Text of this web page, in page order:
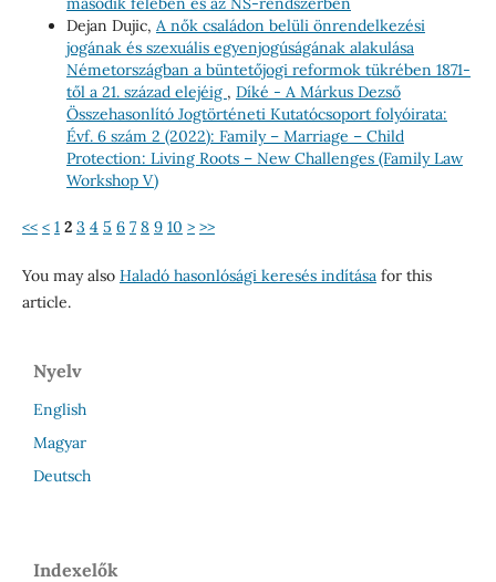
Dejan Dujic, A nők családon belüli önrendelkezési
jogának és szexuális egyenjogúságának alakulása
Németországban a büntetőjogi reformok tükrében 1871-
től a 21. század elejéig , Díké - A Márkus Dezső
Összehasonlító Jogtörténeti Kutatócsoport folyóirata:
Évf. 6 szám 2 (2022): Family – Marriage – Child
Protection: Living Roots – New Challenges (Family Law
Workshop V)
<< < 1 2 3 4 5 6 7 8 9 10 > >>
You may also Haladó hasonlósági keresés indításafor this
article.
Nyelv
English
Magyar
Deutsch
Indexelők